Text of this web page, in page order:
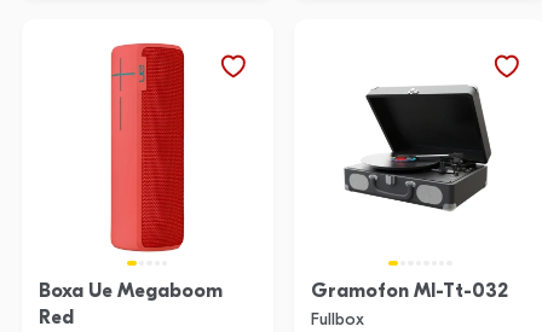
Boxa Ue Megaboom
Red
Gramofon Ml-Tt-032
Fullbox